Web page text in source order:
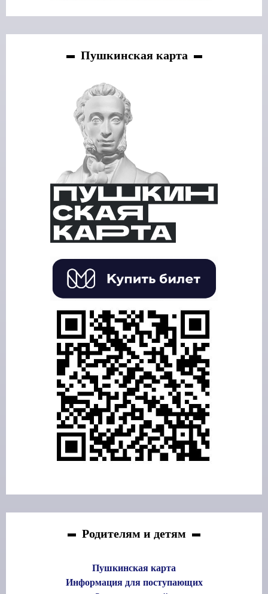
Пушкинская карта
Родителям и детям
Пушкинская карта
Информация для поступающих